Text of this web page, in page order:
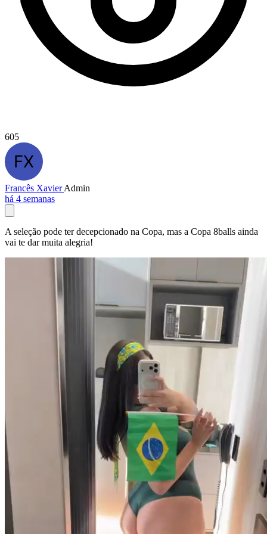
605
Francês XavierAdmin
há 4 semanas
A seleção pode ter decepcionado na Copa, mas a Copa 8balls ainda
vai te dar muita alegria!